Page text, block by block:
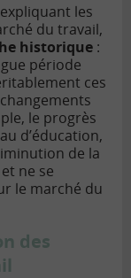
les
du travail,
historique :
période
ces
le progrès
d’éducation,
de la
ne se
le marché du
des